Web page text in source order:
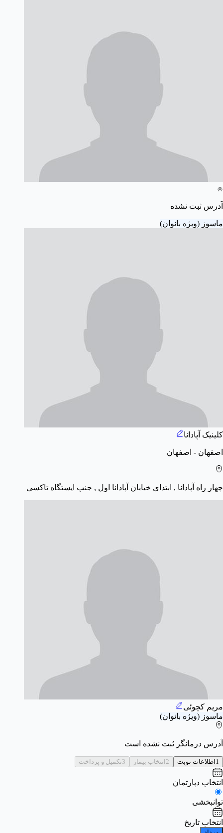
آدرس ثبت نشده
ماسوز (ویژه بانوان)
کلینیک آپادانا
اصفهان - اصفهان
چهار راه آپادانا , ابتدای خیابان آپادانا اول , جنب ایستگاه تاکسی
مریم کچوئی
ماسوز (ویژه بانوان)
آدرس درمانگر ثبت نشده است
1اطلاعات نوبت 2انتخاب بیمار 3تکمیل و پرداخت
انتخاب دپارتمان
توانبخشی
انتخاب تاریخ